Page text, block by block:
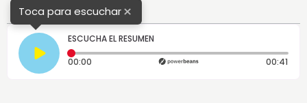
Toca para escuchar×
ESCUCHA EL RESUMEN
00:00 Tiempo transcurrido: 0 segundos 00:41